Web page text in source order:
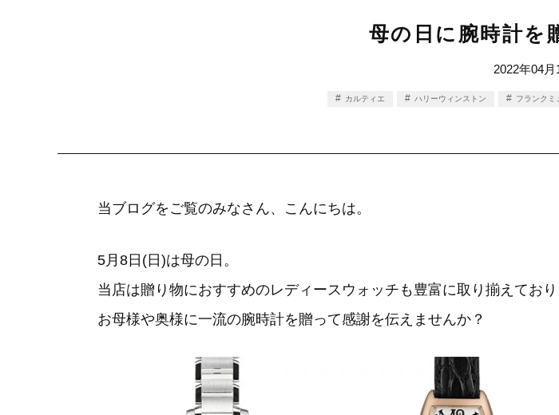
母の日に腕時計を
2022年04月
カルティエ ハリーウィンストン フランクミ
当ブログをご覧のみなさん、こんにちは。
5月8日(日)は母の日。
当店は贈り物におすすめのレディースウォッチも豊富に取り揃えており
お母様や奥様に一流の腕時計を贈って感謝を伝えませんか？